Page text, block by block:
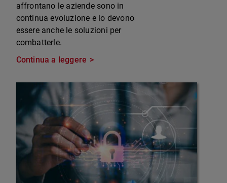
affrontano le aziende sono in
continua evoluzione e lo devono
essere anche le soluzioni per
combatterle.
Continua a leggere